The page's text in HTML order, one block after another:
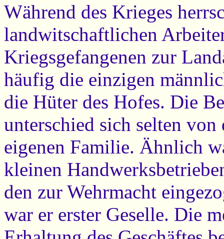
Während des Krieges
landwitschaftlichen
Kriegsgefangenen zur
häufig die einzigen
die Hüter des Hofes. Die
unterschied sich selten
eigenen Familie. Ähnlich
kleinen
den zur Wehrmacht
war er erster Geselle. Die